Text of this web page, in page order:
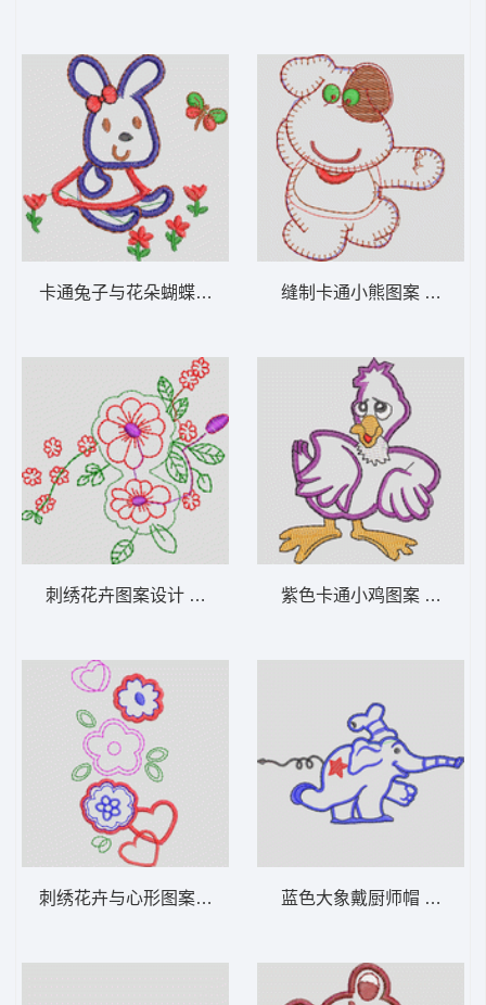
卡通兔子与花朵蝴蝶图案 卡通童装章标贴布
刺绣花卉图案设计 卡通童装章标贴布
刺绣花卉与心形图案设计 卡通童装章标贴布
缝制卡通小熊
紫色卡通小鸡
蓝色大象戴厨